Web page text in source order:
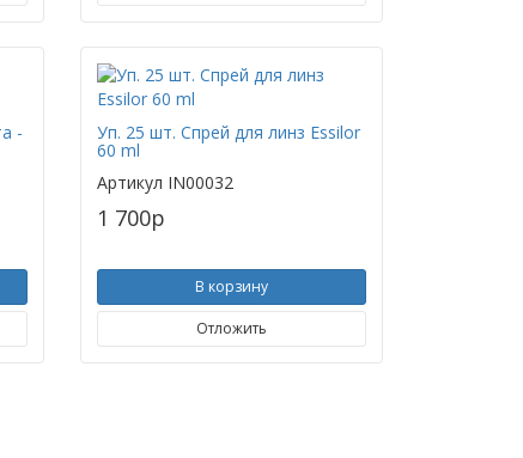
- Уп. 25 шт. Спрей для линз Essilor
60 ml
Артикул IN00032
1 700p
В корзину
Отложить